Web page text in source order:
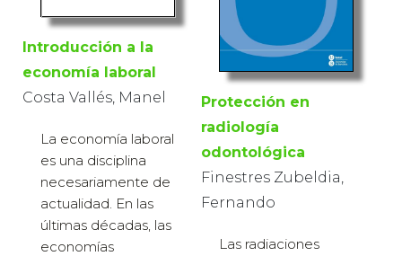
Introducción a la
economía laboral
Costa Vallés, Manel
La economía laboral
es una disciplina
necesariamente de
actualidad. En las
últimas décadas, las
economías
Protección en
radiología
odontológica
Finestres Zubeldia,
Fernando
Las radiaciones